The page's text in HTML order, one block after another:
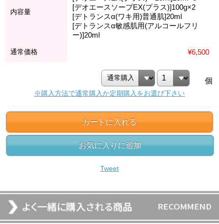
内容量
[デオエースソープEX(プラス)]100g×2
[デトランスα(ワキ用)普通肌]20ml
[デトランスα敏感肌用(アルコールフリ
ー)]20ml
通常価格 ¥6,500
個
※購入方法で通常購入か定期購入をお選び下さい
カートに入れる
お気に入りに追加
Tweet